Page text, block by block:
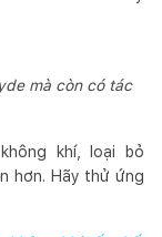
mà còn có tác
khí, loại bỏ
hơn. Hãy thử ứng